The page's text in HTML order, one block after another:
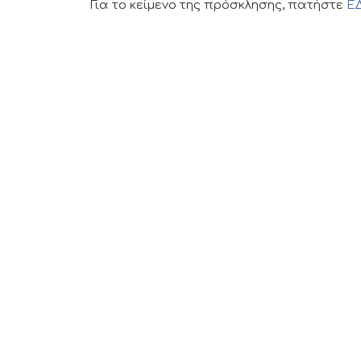
Για το κείμενο της πρόσκλησης, πατήστε